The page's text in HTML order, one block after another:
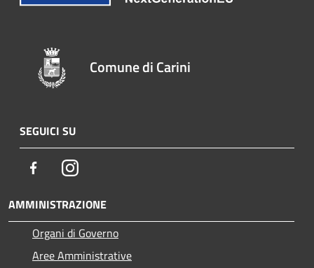
Comune di Carini
SEGUICI SU
FacebookInstagram
AMMINISTRAZIONE
Organi di Governo
Aree Amministrative